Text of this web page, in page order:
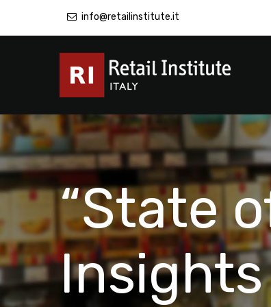
info@retailinstitute.it
“State
Insights